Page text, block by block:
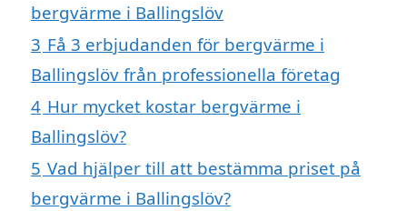
bergvärme i Ballingslöv
3 Få 3 erbjudanden för bergvärme i
Ballingslöv från professionella företag
4 Hur mycket kostar bergvärme i
Ballingslöv?
5 Vad hjälper till att bestämma priset på
bergvärme i Ballingslöv?